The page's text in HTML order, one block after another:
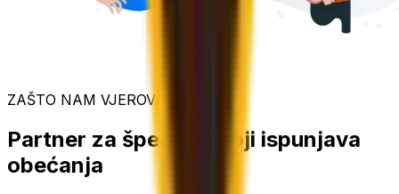
ZAŠTO NAM VJEROVATI
Partner za špediciju koji ispunjava
obećanja